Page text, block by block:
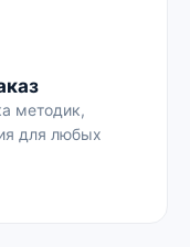
методик,
для любых